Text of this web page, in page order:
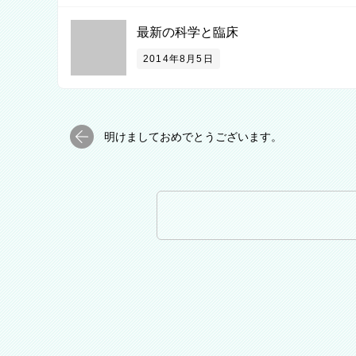
最新の科学と臨床
2014年8月5日
明けましておめでとうございます。